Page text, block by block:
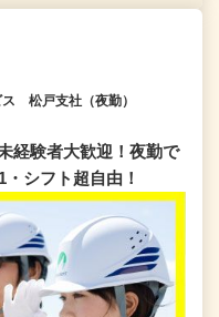
松戸支社（夜勤）
経験者大歓迎！夜勤で
シフト超自由！